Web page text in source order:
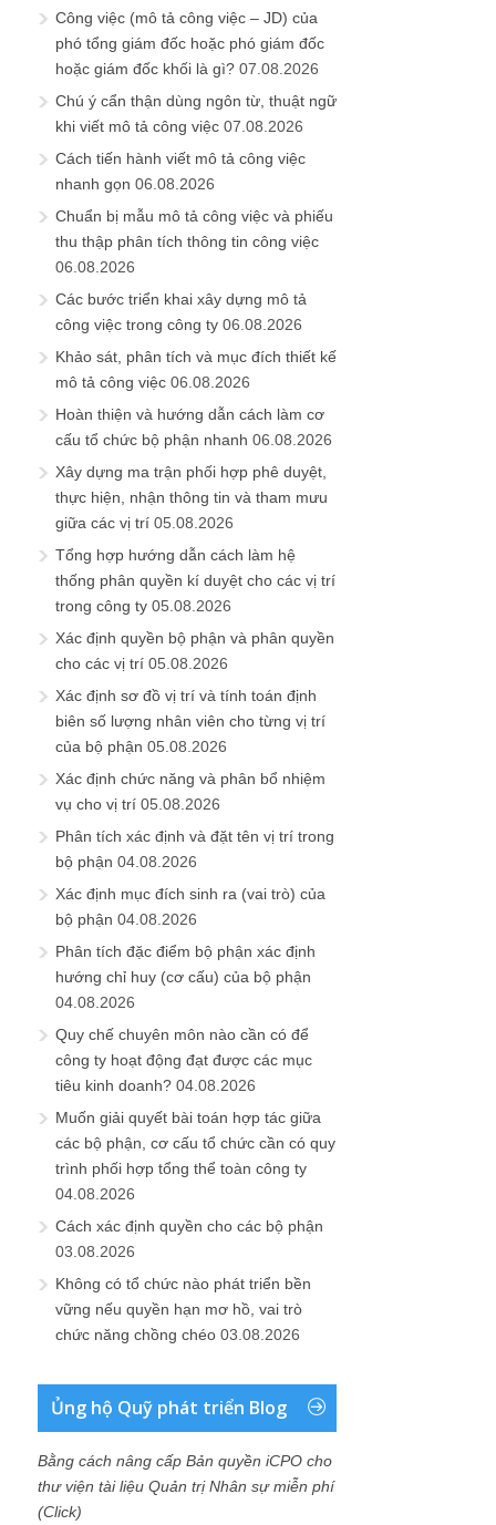
Công việc (mô tả công việc – JD) của
phó tổng giám đốc hoặc phó giám đốc
hoặc giám đốc khối là gì? 07.08.2026
Chú ý cẩn thận dùng ngôn từ, thuật ngữ
khi viết mô tả công việc 07.08.2026
Cách tiến hành viết mô tả công việc
nhanh gọn 06.08.2026
Chuẩn bị mẫu mô tả công việc và phiếu
thu thập phân tích thông tin công việc
06.08.2026
Các bước triển khai xây dựng mô tả
công việc trong công ty 06.08.2026
Khảo sát, phân tích và mục đích thiết kế
mô tả công việc 06.08.2026
Hoàn thiện và hướng dẫn cách làm cơ
cấu tổ chức bộ phận nhanh 06.08.2026
Xây dựng ma trận phối hợp phê duyệt,
thực hiện, nhận thông tin và tham mưu
giữa các vị trí 05.08.2026
Tổng hợp hướng dẫn cách làm hệ
thống phân quyền kí duyệt cho các vị trí
trong công ty 05.08.2026
Xác định quyền bộ phận và phân quyền
cho các vị trí 05.08.2026
Xác định sơ đồ vị trí và tính toán định
biên số lượng nhân viên cho từng vị trí
của bộ phận 05.08.2026
Xác định chức năng và phân bổ nhiệm
vụ cho vị trí 05.08.2026
Phân tích xác định và đặt tên vị trí trong
bộ phận 04.08.2026
Xác định mục đích sinh ra (vai trò) của
bộ phận 04.08.2026
Phân tích đặc điểm bộ phận xác định
hướng chỉ huy (cơ cấu) của bộ phận
04.08.2026
Quy chế chuyên môn nào cần có để
công ty hoạt động đạt được các mục
tiêu kinh doanh? 04.08.2026
Muốn giải quyết bài toán hợp tác giữa
các bộ phận, cơ cấu tổ chức cần có quy
trình phối hợp tổng thể toàn công ty
04.08.2026
Cách xác định quyền cho các bộ phận
03.08.2026
Không có tổ chức nào phát triển bền
vững nếu quyền hạn mơ hồ, vai trò
chức năng chồng chéo 03.08.2026
Ủng hộ Quỹ phát triển Blog
Bằng cách nâng cấp Bản quyền iCPO cho
thư viện tài liệu Quản trị Nhân sự miễn phí
(Click)